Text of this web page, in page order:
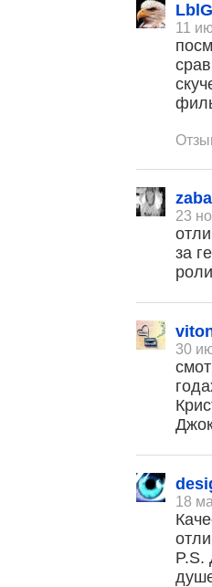
11
23
за
30
18
P.S.